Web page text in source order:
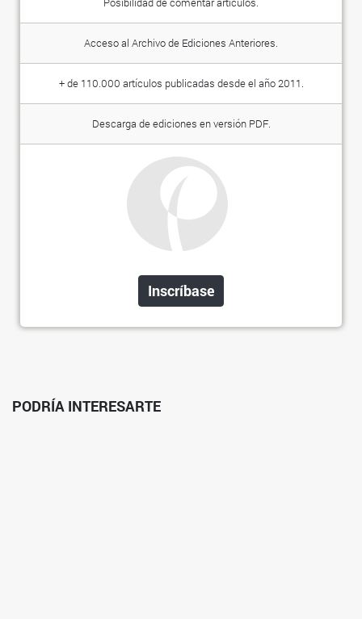
Posibilidad de comentar artículos.
Acceso al Archivo de Ediciones Anteriores.
+ de 110.000 artículos publicadas desde el año 2011.
Descarga de ediciones en versión PDF.
Inscríbase
PODRÍA INTERESARTE